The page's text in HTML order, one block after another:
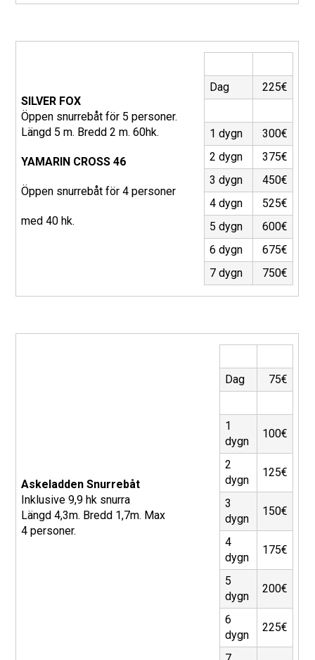
SILVER FOX
Öppen snurrebåt för 5 personer.
Längd 5 m. Bredd 2 m. 60hk.
YAMARIN CROSS 46
Öppen snurrebåt för 4 personer
med 40 hk.
Dag 225€
1 dygn
300€
2 dygn
375€
3 dygn
450€
4 dygn
525€
5 dygn
600€
6 dygn
675€
7 dygn
750€
Askeladden Snurrebåt
Inklusive 9,9 hk snurra
Längd 4,3m. Bredd 1,7m. Max
4 personer.
Dag 75€
1
dygn
100€
2
dygn
125€
3
dygn
150€
4
dygn
175€
5
dygn
200€
6
dygn
225€